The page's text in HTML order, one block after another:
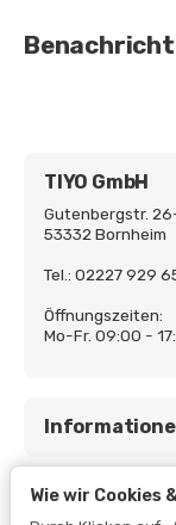
TIYO GmbH
Gutenbergstr.
53332 Bornheim
Tel.: 02227 929
Öffnungszeiten:
Mo-Fr. 09:00 -
Gesetzliche
Wie wir Cookies